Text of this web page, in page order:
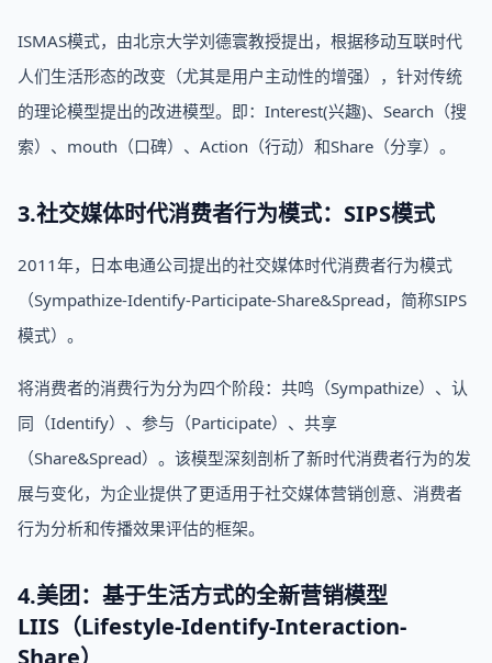
ISMAS模式，由北京大学刘德寰教授提出，根据移动互联时代
人们生活形态的改变（尤其是用户主动性的增强），针对传统
的理论模型提出的改进模型。即：Interest(兴趣)、Search（搜
索）、mouth（口碑）、Action（行动）和Share（分享）。
3.社交媒体时代消费者行为模式：SIPS模式
2011年，日本电通公司提出的社交媒体时代消费者行为模式
（Sympathize-Identify-Participate-Share&Spread，简称SIPS
模式）。
将消费者的消费行为分为四个阶段：共鸣（Sympathize）、认
同（Identify）、参与（Participate）、共享
（Share&Spread）。该模型深刻剖析了新时代消费者行为的发
展与变化，为企业提供了更适用于社交媒体营销创意、消费者
行为分析和传播效果评估的框架。
4.美团：基于生活方式的全新营销模型
LIIS（Lifestyle-Identify-Interaction-
Share）